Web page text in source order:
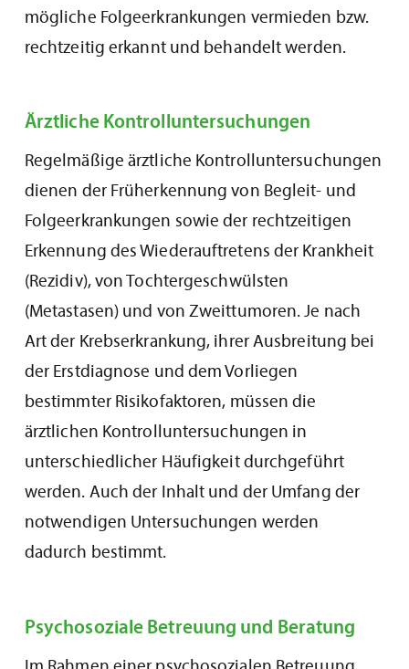
mögliche Folgeerkrankungen vermieden bzw.
rechtzeitig erkannt und behandelt werden.
Ärztliche Kontrolluntersuchungen
Regelmäßige ärztliche Kontrolluntersuchungen
dienen der Früherkennung von Begleit- und
Folgeerkrankungen sowie der rechtzeitigen
Erkennung des Wiederauftretens der Krankheit
(Rezidiv), von Tochtergeschwülsten
(Metastasen) und von Zweittumoren. Je nach
Art der Krebserkrankung, ihrer Ausbreitung bei
der Erstdiagnose und dem Vorliegen
bestimmter Risikofaktoren, müssen die
ärztlichen Kontrolluntersuchungen in
unterschiedlicher Häufigkeit durchgeführt
werden. Auch der Inhalt und der Umfang der
notwendigen Untersuchungen werden
dadurch bestimmt.
Psychosoziale Betreuung und Beratung